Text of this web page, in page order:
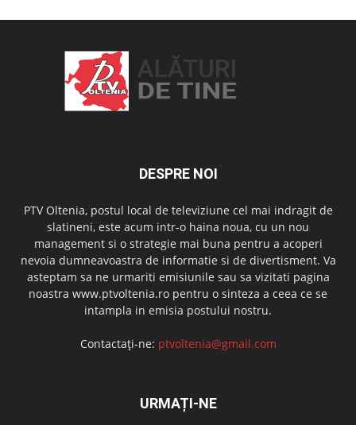
DESPRE NOI
PTV Oltenia, postul local de televiziune cel mai indragit de
slatineni, este acum intr-o haina noua, cu un nou
management si o strategie mai buna pentru a acoperi
nevoia dumneavoastra de informatie si de divertisment. Va
asteptam sa ne urmariti emisiunile sau sa vizitati pagina
noastra www.ptvoltenia.ro pentru o sinteza a ceea ce se
intampla in emisia postului nostru.
Contactați-ne: ptvoltenia@gmail.com
URMAȚI-NE